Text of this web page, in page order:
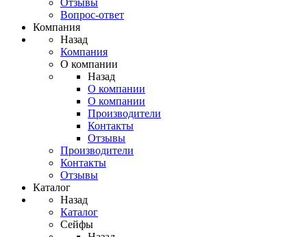
Отзывы
Вопрос-ответ
Компания
Назад
Компания
О компании
Назад
О компании
О компании
Производители
Контакты
Отзывы
Производители
Контакты
Отзывы
Каталог
Назад
Каталог
Сейфы